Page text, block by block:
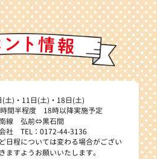
土)・11日(土)・18日(土)
間半程度 18時以降実施予定
線 弘前⇔黒石間
社 TEL：0172-44-3136
日程については変わる場合がござい
ますようお願いいたします。